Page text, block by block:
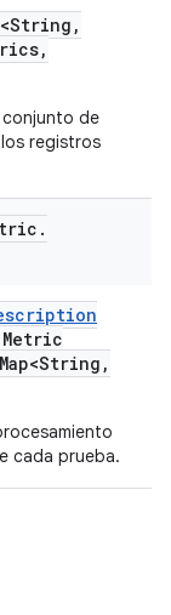
,
,
conjunto de
registros
.
Metric
Map<String ,
cada prueba.